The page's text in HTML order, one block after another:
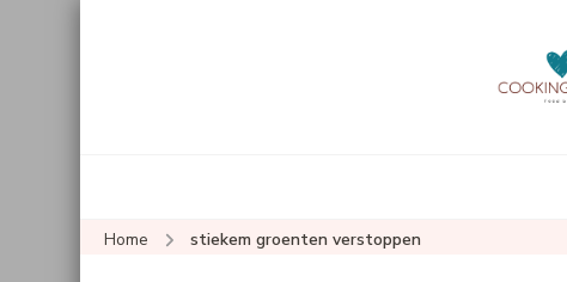
Home stiekem groenten verstoppen